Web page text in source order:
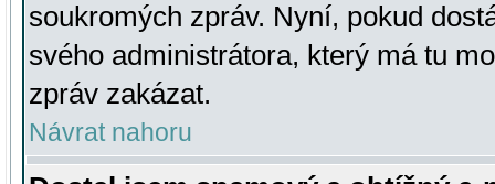
soukromých zpráv. Nyní, pokud
svého administrátora, který má tu
zpráv zakázat.
Návrat nahoru